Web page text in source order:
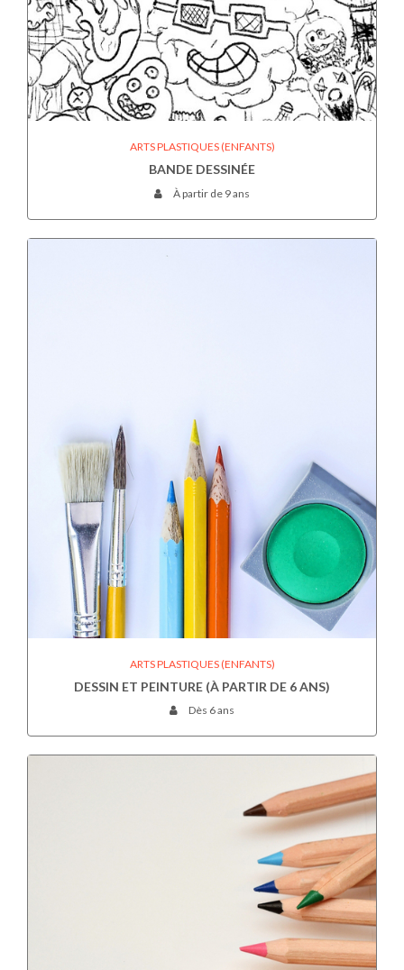
ARTS PLASTIQUES (ENFANTS)
BANDE DESSINÉE
À partir de 9 ans
ARTS PLASTIQUES (ENFANTS)
DESSIN ET PEINTURE (À PARTIR DE 6 ANS)
Dès 6 ans